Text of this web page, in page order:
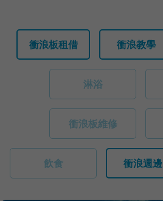
衝浪板租借 衝浪教學
淋浴
飲食 衝浪週邊
衝浪板維修